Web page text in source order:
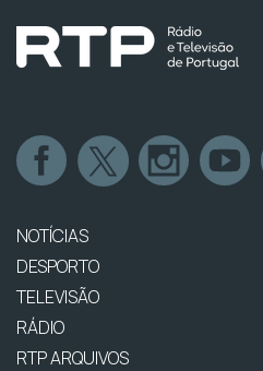
NOTÍCIAS
DESPORTO
TELEVISÃO
RÁDIO
RTP ARQUIVOS